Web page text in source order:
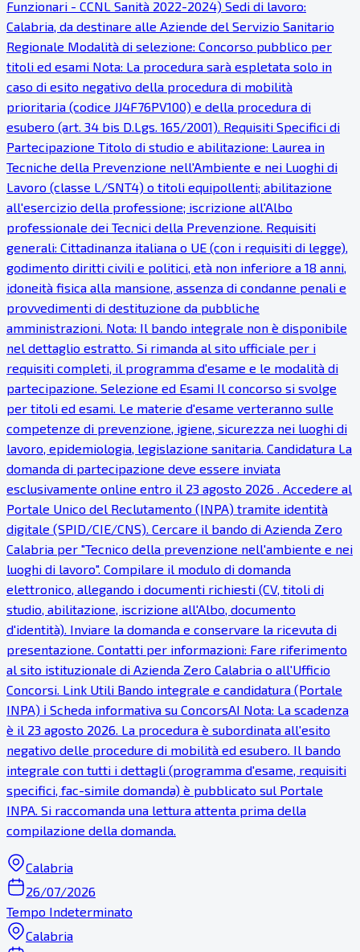
Funzionari - CCNL Sanità 2022-2024) Sedi di lavoro:
Calabria, da destinare alle Aziende del Servizio Sanitario
Regionale Modalità di selezione: Concorso pubblico per
titoli ed esami Nota: La procedura sarà espletata solo in
caso di esito negativo della procedura di mobilità
prioritaria (codice JJ4F76PV100) e della procedura di
esubero (art. 34 bis D.Lgs. 165/2001). Requisiti Specifici di
Partecipazione Titolo di studio e abilitazione: Laurea in
Tecniche della Prevenzione nell'Ambiente e nei Luoghi di
Lavoro (classe L/SNT4) o titoli equipollenti; abilitazione
all'esercizio della professione; iscrizione all'Albo
professionale dei Tecnici della Prevenzione. Requisiti
generali: Cittadinanza italiana o UE (con i requisiti di legge),
godimento diritti civili e politici, età non inferiore a 18 anni,
idoneità fisica alla mansione, assenza di condanne penali e
provvedimenti di destituzione da pubbliche
amministrazioni. Nota: Il bando integrale non è disponibile
nel dettaglio estratto. Si rimanda al sito ufficiale per i
requisiti completi, il programma d'esame e le modalità di
partecipazione. Selezione ed Esami Il concorso si svolge
per titoli ed esami. Le materie d'esame verteranno sulle
competenze di prevenzione, igiene, sicurezza nei luoghi di
lavoro, epidemiologia, legislazione sanitaria. Candidatura La
domanda di partecipazione deve essere inviata
esclusivamente online entro il 23 agosto 2026 . Accedere al
Portale Unico del Reclutamento (INPA) tramite identità
digitale (SPID/CIE/CNS). Cercare il bando di Azienda Zero
Calabria per "Tecnico della prevenzione nell'ambiente e nei
luoghi di lavoro". Compilare il modulo di domanda
elettronico, allegando i documenti richiesti (CV, titoli di
studio, abilitazione, iscrizione all'Albo, documento
d'identità). Inviare la domanda e conservare la ricevuta di
presentazione. Contatti per informazioni: Fare riferimento
al sito istituzionale di Azienda Zero Calabria o all'Ufficio
Concorsi. Link Utili Bando integrale e candidatura (Portale
INPA) ℹ Scheda informativa su ConcorsAI Nota: La scadenza
è il 23 agosto 2026. La procedura è subordinata all'esito
negativo delle procedure di mobilità ed esubero. Il bando
integrale con tutti i dettagli (programma d'esame, requisiti
specifici, fac-simile domanda) è pubblicato sul Portale
INPA. Si raccomanda una lettura attenta prima della
compilazione della domanda.
Calabria
26/07/2026
Tempo Indeterminato
Calabria